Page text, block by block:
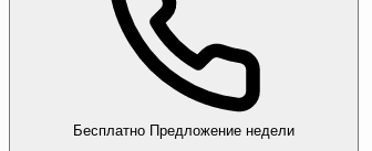
Бесплатно Предложение недели